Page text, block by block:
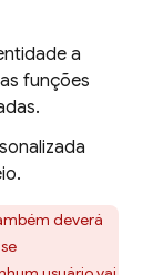
a
funções
deverá